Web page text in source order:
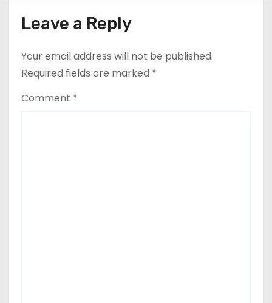
n
Leave a Reply
Your email address will not be published.
Required fields are marked *
Comment *